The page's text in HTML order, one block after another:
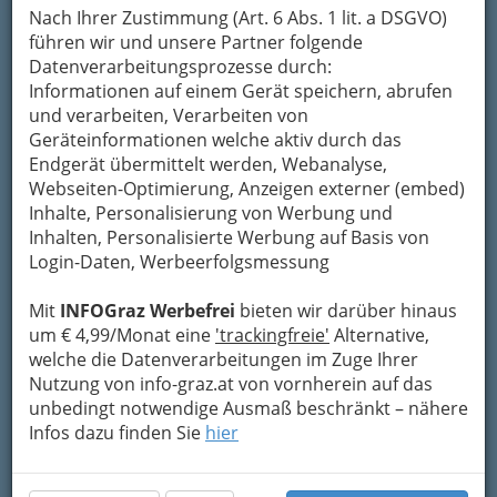
Nach Ihrer Zustimmung (Art. 6 Abs. 1 lit. a DSGVO)
führen wir und unsere Partner folgende
Datenverarbeitungsprozesse durch:
Informationen auf einem Gerät speichern, abrufen
und verarbeiten, Verarbeiten von
Geräteinformationen welche aktiv durch das
Endgerät übermittelt werden, Webanalyse,
Webseiten-Optimierung, Anzeigen externer (embed)
Inhalte, Personalisierung von Werbung und
Inhalten, Personalisierte Werbung auf Basis von
Login-Daten, Werbeerfolgsmessung
Mit INFOGraz Werbefrei bieten wir darüber hinaus
um € 4,99/Monat eine 'trackingfreie' Alternative,
welche die Datenverarbeitungen im Zuge Ihrer
Nutzung von info-graz.at von vornherein auf das
unbedingt notwendige Ausmaß beschränkt – nähere
Infos dazu finden Sie hier
Karte & Routenplaner
Eintrag ändern
Öffnungszeiten
Kategorien
Buschenschank Kröll
Eichberg 69, 8452 St. Johann i.S.
+43 3455 6859
E-Mail
Karte & Routenplaner
Kategorien
3
Buschenschank Reschkeller
Eichberg 64, 8453 St. Johann i. Saggt.
+43 664 481 95 59